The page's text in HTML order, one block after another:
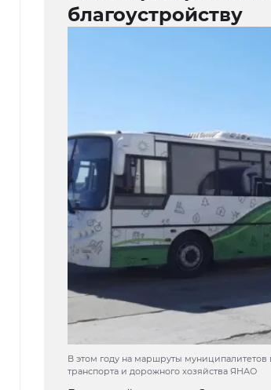
благоустройству
В этом году на маршруты
транспорта и дорожного хозяйства ЯНАО